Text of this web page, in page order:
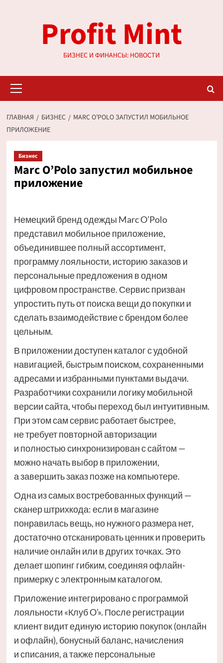
содержимомуProfit Mint
БИЗНЕС И ФИНАНСЫ: НОВОСТИ
меню
ГЛАВНАЯ БИЗНЕС
MARC O’POLO ЗАПУСТИЛ МОБИЛЬНОЕ
ПРИЛОЖЕНИЕ
Бизнес
Marc O’Polo запустил мобильное
приложение
Немецкий бренд одежды Marc O’Polo
представил мобильное приложение,
объединившее полный ассортимент,
программу лояльности, историю заказов и
персональные предложения в одном
цифровом пространстве. Сервис призван
упростить путь от поиска вещи до покупки и
сделать взаимодействие с брендом более
цельным.
В приложении доступен каталог с удобной
навигацией, быстрым поиском, сохраненными
адресами и избранными пунктами выдачи.
Разработчики сохранили логику мобильной
версии сайта, чтобы переход был интуитивным.
При этом сам сервис работает быстрее,
не требует повторной авторизации
и полностью синхронизирован с сайтом —
можно начать выбор в приложении,
а завершить заказ позже на компьютере.
Одна из самых востребованных функций —
сканер штрихкода: если в магазине
понравилась вещь, но нужного размера нет,
достаточно отсканировать ценник и проверить
наличие онлайн или в других точках. Это
делает шопинг гибким, соединяя офлайн-
примерку с электронным каталогом.
Приложение интегрировано с программой
лояльности «Клуб O’». После регистрации
клиент видит единую историю покупок (онлайн
и офлайн), бонусный баланс, начисления
и списания, а также персональные